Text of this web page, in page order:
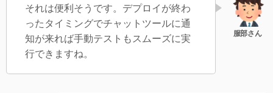
それは便利そうです。デプロイが終わ
ったタイミングでチャットツールに通
知が来れば手動テストもスムーズに実
行できますね。